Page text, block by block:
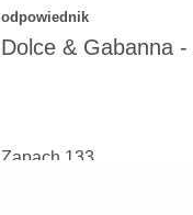
odpowiednik
Dolce & Gabanna -
Zapach 133